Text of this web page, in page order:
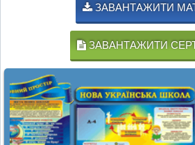
ЗАВАНТАЖИТИ
ЗАВАНТАЖИТИ